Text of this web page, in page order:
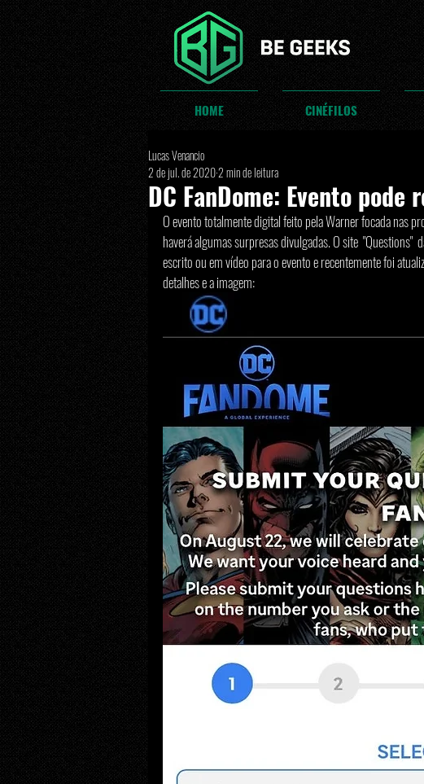
HOME CINÉFILOS
DC FanDome: Evento
Lucas Venancio
2 de jul. de 20202 min de leitura
O evento totalmente digital feito pela Warner focada nas
haverá algumas surpresas divulgadas. O site
escrito ou em vídeo para o evento e recentemente foi
detalhes e a imagem: